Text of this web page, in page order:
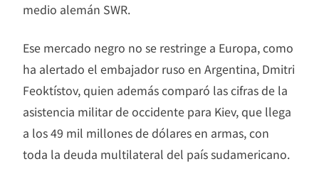
medio alemán SWR.
Ese mercado negro no se restringe a Europa, como
ha alertado el embajador ruso en Argentina, Dmitri
Feoktístov, quien además comparó las cifras de la
asistencia militar de occidente para Kiev, que llega
a los 49 mil millones de dólares en armas, con
toda la deuda multilateral del país sudamericano.